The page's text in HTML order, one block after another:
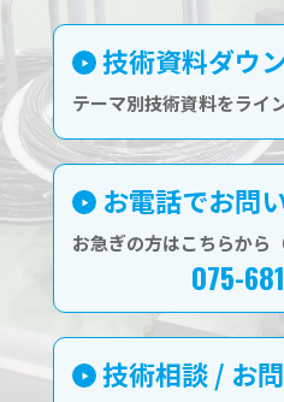
技術資料ダウ
テーマ別技術資料をライ
お電話でお問
お急ぎの方はこちらから
075-
技術相談 / お